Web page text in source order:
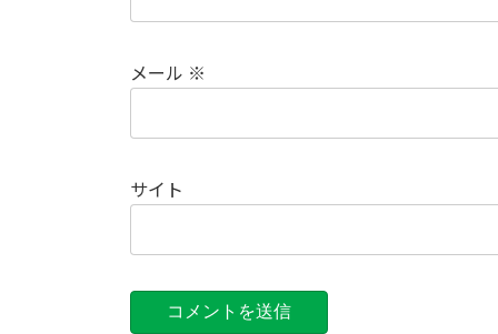
メール ※
サイト